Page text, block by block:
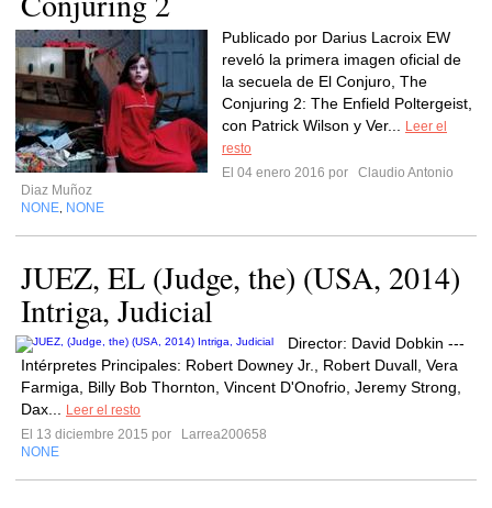
Publicado por Darius Lacroix EW
reveló la primera imagen oficial de
la secuela de El Conjuro, The
Conjuring 2: The Enfield Poltergeist,
con Patrick Wilson y Ver...
Leer el
resto
El 04 enero 2016 por
Claudio Antonio
Diaz Muñoz
NONE NONE
JUEZ, EL (Judge, the) (USA, 2014)
Intriga, Judicial
Director: David Dobkin ---
Intérpretes Principales: Robert Downey Jr., Robert Duvall, Vera
Farmiga, Billy Bob Thornton, Vincent D'Onofrio, Jeremy Strong,
Dax...
Leer el resto
El 13 diciembre 2015 por
Larrea200658
NONE